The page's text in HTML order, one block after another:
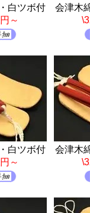
白ツボ付
～
会津木
白ツボ付
～
会津木